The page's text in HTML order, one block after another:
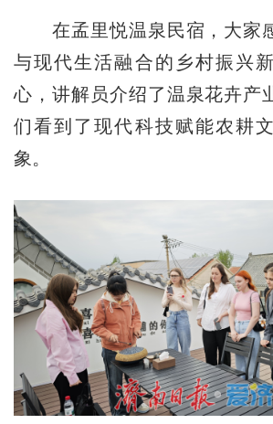
在孟里悦温泉民宿，大家
与现代生活融合的乡村振兴
心，讲解员介绍了温泉花卉产
们看到了现代科技赋能农耕
象。